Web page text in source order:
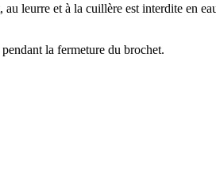
leurre et à la cuillère est interdite en
la fermeture du brochet.